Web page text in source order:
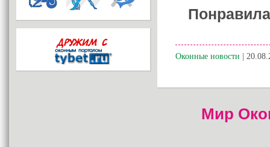
Оконные новости |
Мир